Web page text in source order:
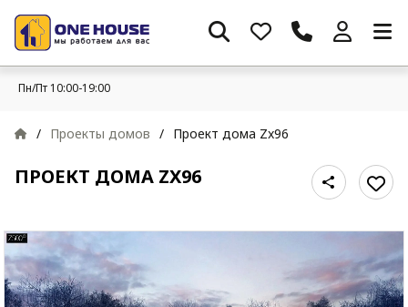
Пн/Пт 10:00-19:00
/ Проекты домов / Проект дома Zx96
ПРОЕКТ ДОМА ZX96